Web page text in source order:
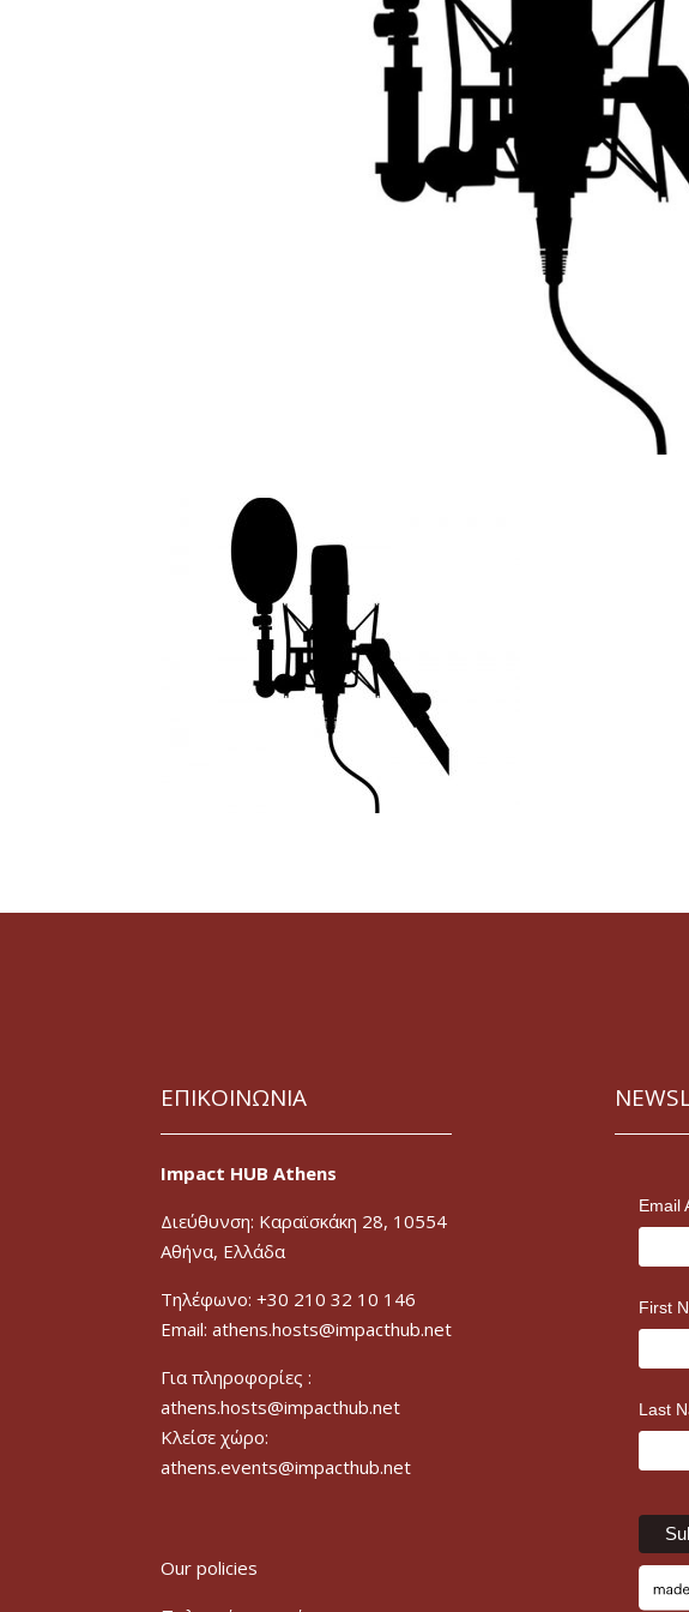
ΕΠΙΚΟΙΝΩΝΙΑ
Impact HUB Athens
Διεύθυνση: Καραϊσκάκη 28, 10554
Αθήνα, Ελλάδα
Τηλέφωνο: +30 210 32 10 146
Email: athens.hosts@impacthub.net
Για πληροφορίες :
athens.hosts@impacthub.net
Κλείσε χώρο:
athens.events@impacthub.net
Our policies
Email
First
Last